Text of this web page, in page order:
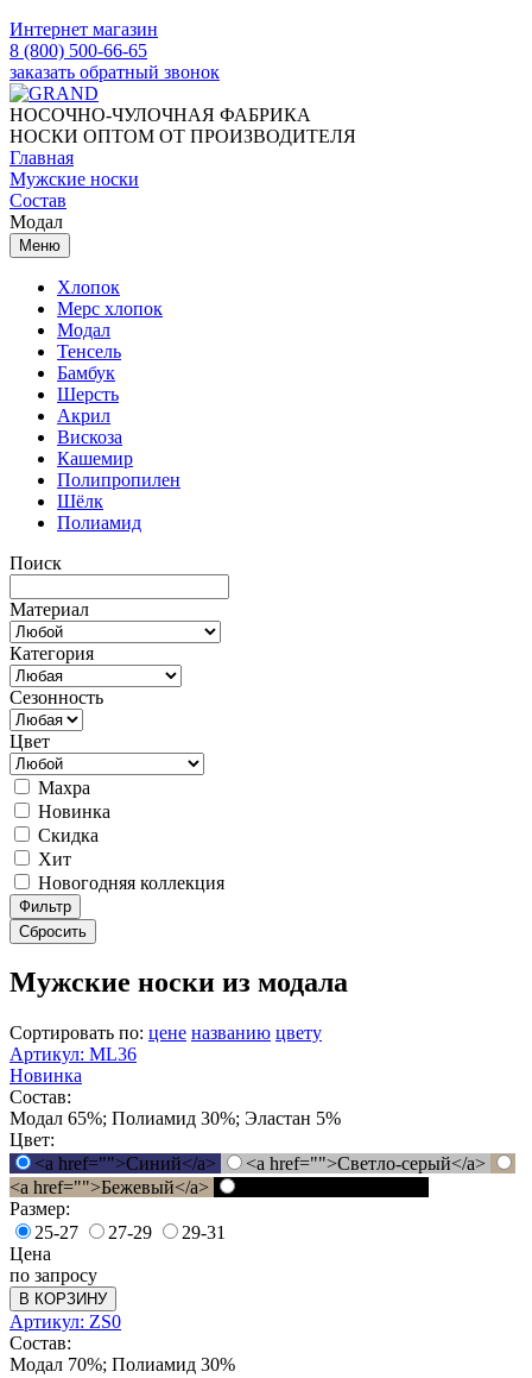
Интернет магазин
8 (800) 500-66-65
заказать обратный звонок
НОСОЧНО-ЧУЛОЧНАЯ ФАБРИКА
НОСКИ ОПТОМ ОТ ПРОИЗВОДИТЕЛЯ
Главная
Мужские носки
Состав
Модал
Меню
Хлопок
Мерс хлопок
Модал
Тенсель
Бамбук
Шерсть
Акрил
Вискоза
Кашемир
Полипропилен
Шёлк
Полиамид
Поиск
Материал
Категория
Сезонность
Цвет
Махра
Новинка
Скидка
Хит
Новогодняя коллекция
Фильтр
Сбросить
Мужские носки из модала
Сортировать по: цене названию цвету
Артикул: ML36
Новинка
Состав:
Модал 65%; Полиамид 30%; Эластан 5%
Цвет:
<a href="">Синий</a>
<a href="">Светло-серый</a>
<a href="">Бежевый</a>
Размер:
25-27
27-29
29-31
Цена
по запросу
В КОРЗИНУ
Артикул: ZS0
Состав:
Модал 70%; Полиамид 30%